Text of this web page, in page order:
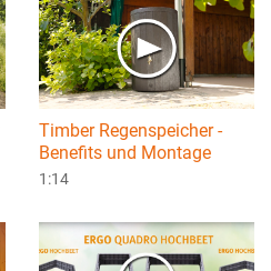
Timber Regenspeicher -
Benefits und Montage
1:14